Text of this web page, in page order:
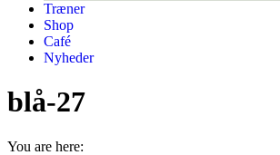
Træner
Shop
Café
Nyheder
blå-27
You are here: